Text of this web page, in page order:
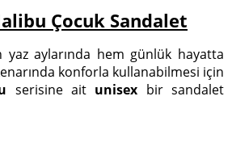
Çocuk Sandalet
yaz aylarında hem günlük hayatta
konforla kullanabilmesi için
serisine ait unisex bir sandalet